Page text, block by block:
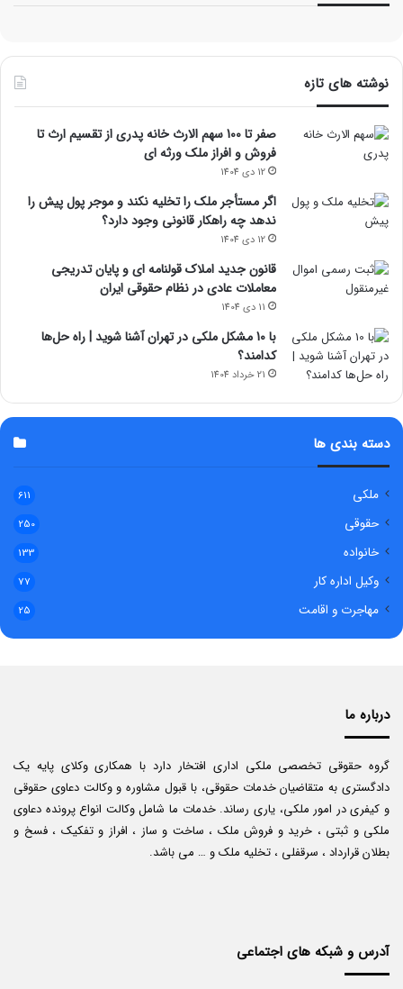
نوشته های تازه
صفر تا 100 سهم الارث خانه پدری از تقسیم ارث تا
فروش و افراز ملک ورثه ای
12 دی 1404
اگر مستأجر ملک را تخلیه نکند و موجر پول پیش را
ندهد چه راهکار قانونی وجود دارد؟
12 دی 1404
قانون جدید املاک قولنامه ای و پایان تدریجی
معاملات عادی در نظام حقوقی ایران
11 دی 1404
با 10 مشکل ملکی در تهران آشنا شوید | راه حل‌ها
کدامند؟
21 خرداد 1404
دسته بندی ها
ملکی 611
حقوقی 250
خانواده 133
وکیل اداره کار 77
مهاجرت و اقامت 25
درباره ما
گروه حقوقی تخصصی ملکی اداری افتخار دارد با همکاری وکلای پایه یک
دادگستری به متقاضیان خدمات حقوقی، با قبول مشاوره و وکالت دعاوی حقوقی
و کیفری در امور ملکی، یاری رساند. خدمات ما شامل وکالت انواع پرونده دعاوی
ملکی و ثبتی ، خرید و فروش ملک ، ساخت و ساز ، افراز و تفکیک ، فسخ و
بطلان قرارداد ، سرقفلی ، تخلیه ملک و … می باشد.
آدرس و شبکه های اجتماعی